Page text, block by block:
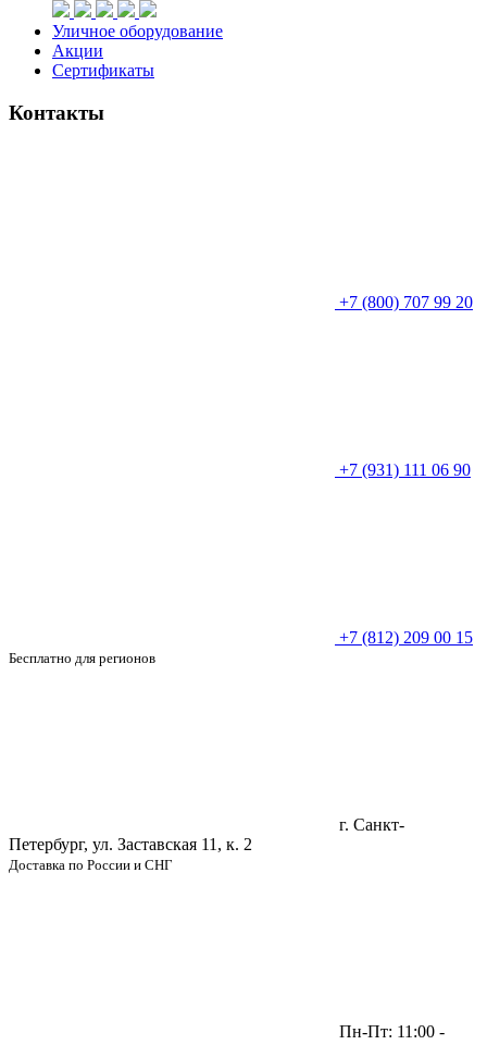
Уличное оборудование
Акции
Сертификаты
Контакты
+7 (800) 707 99 20
+7 (931) 111 06 90
+7 (812) 209 00 15
Бесплатно для регионов
г. Санкт-
Петербург, ул. Заставская 11, к. 2
Доставка по России и СНГ
Пн-Пт: 11:00 -